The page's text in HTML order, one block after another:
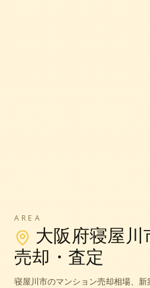
AREA
大阪府寝屋川
売却・査定
寝屋川市のマンション売却相場、